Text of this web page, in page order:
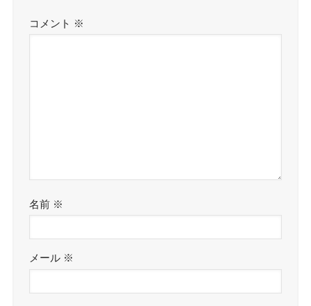
コメント ※
名前 ※
メール ※